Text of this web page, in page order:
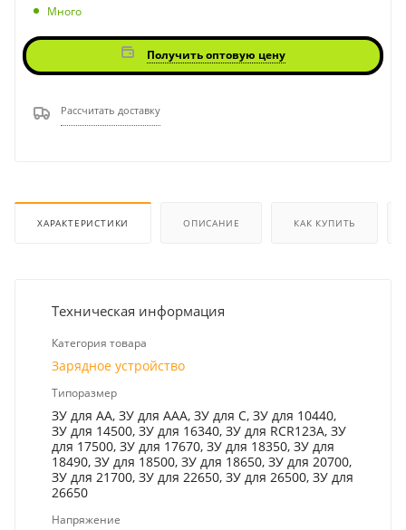
Много
Получить оптовую цену
Рассчитать доставку
ХАРАКТЕРИСТИКИ ОПИСАНИЕ КАК КУПИТЬ
Техническая информация
Категория товара
Зарядное устройство
Типоразмер
ЗУ для AA, ЗУ для AAA, ЗУ для C, ЗУ для 10440,
ЗУ для 14500, ЗУ для 16340, ЗУ для RCR123A, ЗУ
для 17500, ЗУ для 17670, ЗУ для 18350, ЗУ для
18490, ЗУ для 18500, ЗУ для 18650, ЗУ для 20700,
ЗУ для 21700, ЗУ для 22650, ЗУ для 26500, ЗУ для
26650
Напряжение